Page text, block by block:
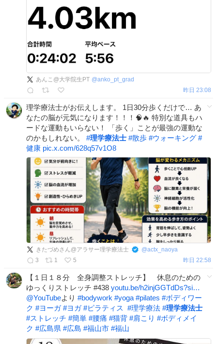
あんこ@大学院生PT @anko_pt_grad
昨日 23:08
理学療法士がお伝えします。 1日30分歩くだけで… あ
なたの脳が元気になります！！！🧠🔥 特別な道具もハ
ードな運動もいらない！ 「歩く」ことが最強の運動な
のかもしれない。 #理学療法士 #散歩 #ウォーキング #
健康 pic.x.com/628q57v1O8
きたづめさん@アラサー理学療法士 @actx_naoya
3
1 5 昨日 22:58
【１日１８分 全身調整ストレッチ】 休息のための
ゆっくりストレッチ #438 youtu.be/h2injGGTdDs?si…
@YouTubeより #bodywork #yoga #pilates #ボディワー
ク #ヨーガ #ヨガ #ピラティス #理学療法 #理学療法士
#ストレッチ #簡単 #腰痛 #猫背 #肩こり #ボディメイ
ク #広島県 #広島 #福山市 #福山